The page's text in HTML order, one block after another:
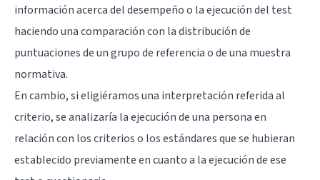
información acerca del desempeño o la ejecución del test
haciendo una comparación con la distribución de
puntuaciones de un grupo de referencia o de una muestra
normativa.
En cambio, si eligiéramos una interpretación referida al
criterio, se analizaría la ejecución de una persona en
relación con los criterios o los estándares que se hubieran
establecido previamente en cuanto a la ejecución de ese